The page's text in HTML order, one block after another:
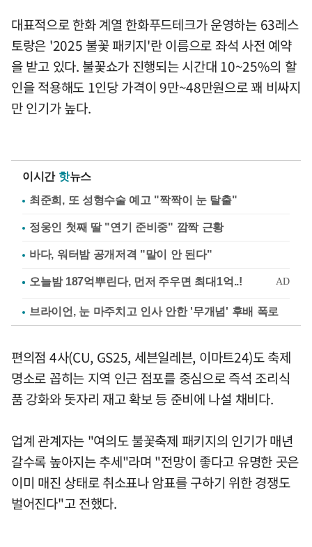
대표적으로 한화 계열 한화푸드테크가 운영하는 63레스
토랑은 '2025 불꽃 패키지'란 이름으로 좌석 사전 예약
을 받고 있다. 불꽃쇼가 진행되는 시간대 10~25%의 할
인을 적용해도 1인당 가격이 9만~48만원으로 꽤 비싸지
만 인기가 높다.
이시간 핫뉴스
최준희, 또 성형수술 예고 "짝짝이 눈 탈출"
정웅인 첫째 딸 "연기 준비중" 깜짝 근황
바다, 워터밤 공개저격 "말이 안 된다"
브라이언, 눈 마주치고 인사 안한 '무개념' 후배 폭로
편의점 4사(CU, GS25, 세븐일레븐, 이마트24)도 축제
명소로 꼽히는 지역 인근 점포를 중심으로 즉석 조리식
품 강화와 돗자리 재고 확보 등 준비에 나설 채비다.
업계 관계자는 "여의도 불꽃축제 패키지의 인기가 매년
갈수록 높아지는 추세"라며 "전망이 좋다고 유명한 곳은
이미 매진 상태로 취소표나 암표를 구하기 위한 경쟁도
벌어진다"고 전했다.